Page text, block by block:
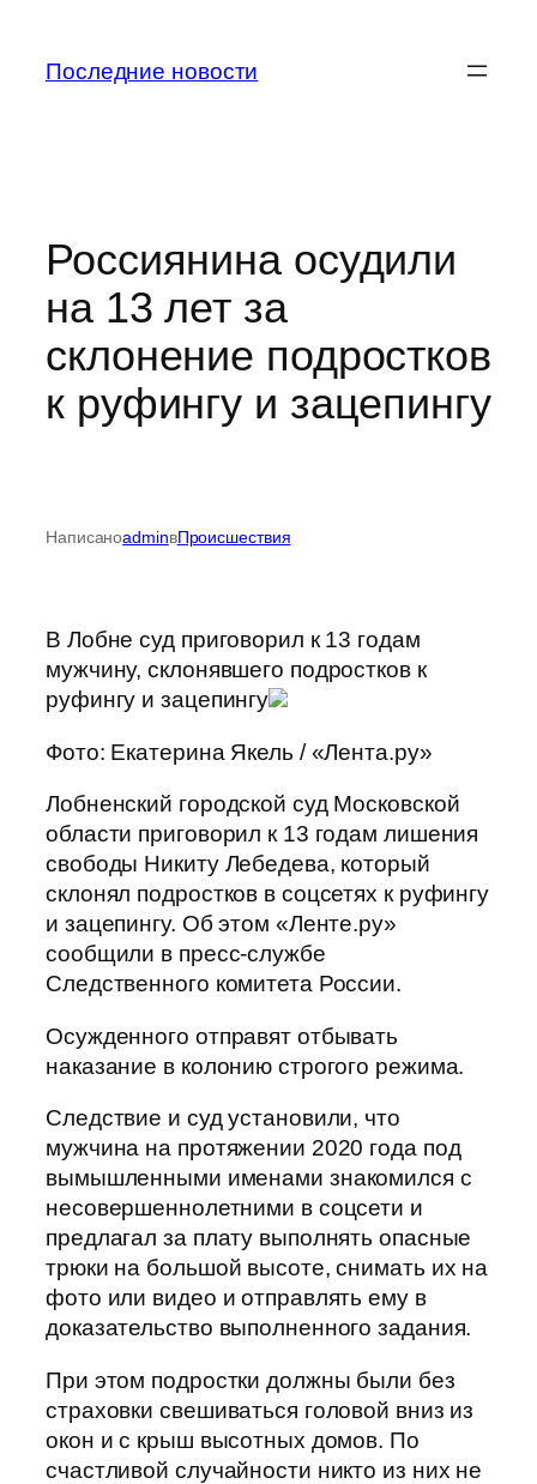
содержимому
Последние новости
Россиянина осудили
на 13 лет за
склонение подростков
к руфингу и зацепингу
НаписаноadminвПроисшествия
В Лобне суд приговорил к 13 годам
мужчину, склонявшего подростков к
руфингу и зацепингу
Фото: Екатерина Якель / «Лента.ру»
Лобненский городской суд Московской
области приговорил к 13 годам лишения
свободы Никиту Лебедева, который
склонял подростков в соцсетях к руфингу
и зацепингу. Об этом «Ленте.ру»
сообщили в пресс-службе
Следственного комитета России.
Осужденного отправят отбывать
наказание в колонию строгого режима.
Следствие и суд установили, что
мужчина на протяжении 2020 года под
вымышленными именами знакомился с
несовершеннолетними в соцсети и
предлагал за плату выполнять опасные
трюки на большой высоте, снимать их на
фото или видео и отправлять ему в
доказательство выполненного задания.
При этом подростки должны были без
страховки свешиваться головой вниз из
окон и с крыш высотных домов. По
счастливой случайности никто из них не